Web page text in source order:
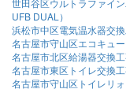
世田谷区ウルトラファイ
UFB DUAL）
浜松市中区電気温水器交
名古屋市守山区エコキュ
名古屋市北区給湯器交換
名古屋市東区トイレ交換
名古屋市守山区トイレリ